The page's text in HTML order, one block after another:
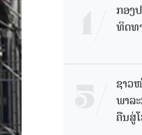
ກອງ
ທິດທ
ຊາວ
ພາລ
ຄືນສູ່